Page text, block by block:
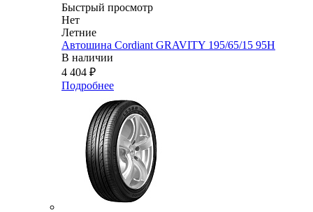
Быстрый просмотр
Нет
Летние
Автошина Cordiant GRAVITY 195/65/15 95Н
В наличии
4 404 ₽
Подробнее